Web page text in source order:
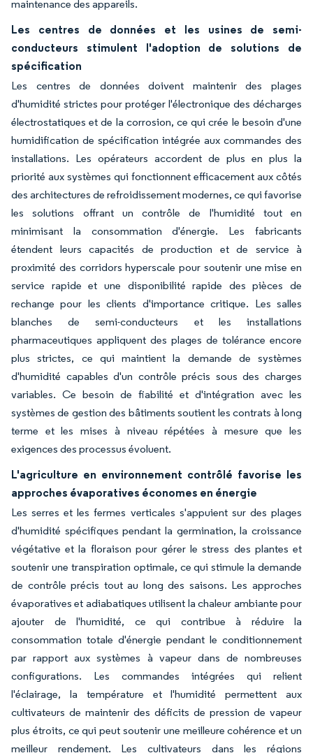
maintenance des appareils.
Les centres de données et les usines de semi-
conducteurs stimulent l'adoption de solutions de
spécification
Les centres de données doivent maintenir des plages
d'humidité strictes pour protéger l'électronique des décharges
électrostatiques et de la corrosion, ce qui crée le besoin d'une
humidification de spécification intégrée aux commandes des
installations. Les opérateurs accordent de plus en plus la
priorité aux systèmes qui fonctionnent efficacement aux côtés
des architectures de refroidissement modernes, ce qui favorise
les solutions offrant un contrôle de l'humidité tout en
minimisant la consommation d'énergie. Les fabricants
étendent leurs capacités de production et de service à
proximité des corridors hyperscale pour soutenir une mise en
service rapide et une disponibilité rapide des pièces de
rechange pour les clients d'importance critique. Les salles
blanches de semi-conducteurs et les installations
pharmaceutiques appliquent des plages de tolérance encore
plus strictes, ce qui maintient la demande de systèmes
d'humidité capables d'un contrôle précis sous des charges
variables. Ce besoin de fiabilité et d'intégration avec les
systèmes de gestion des bâtiments soutient les contrats à long
terme et les mises à niveau répétées à mesure que les
exigences des processus évoluent.
L'agriculture en environnement contrôlé favorise les
approches évaporatives économes en énergie
Les serres et les fermes verticales s'appuient sur des plages
d'humidité spécifiques pendant la germination, la croissance
végétative et la floraison pour gérer le stress des plantes et
soutenir une transpiration optimale, ce qui stimule la demande
de contrôle précis tout au long des saisons. Les approches
évaporatives et adiabatiques utilisent la chaleur ambiante pour
ajouter de l'humidité, ce qui contribue à réduire la
consommation totale d'énergie pendant le conditionnement
par rapport aux systèmes à vapeur dans de nombreuses
configurations. Les commandes intégrées qui relient
l'éclairage, la température et l'humidité permettent aux
cultivateurs de maintenir des déficits de pression de vapeur
plus étroits, ce qui peut soutenir une meilleure cohérence et un
meilleur rendement. Les cultivateurs dans les régions